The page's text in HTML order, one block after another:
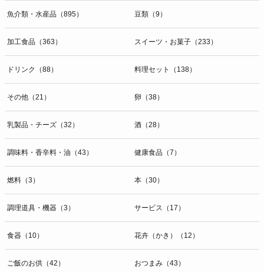
魚介類・水産品（895） 豆類（9）
加工食品（363） スイーツ・お菓子（233）
ドリンク（88） 料理セット（138）
その他（21） 卵（38）
乳製品・チーズ（32） 酒（28）
調味料・香辛料・油（43） 健康食品（7）
燃料（3） 本（30）
調理道具・機器（3） サービス（17）
食器（10） 花卉（かき）（12）
ご飯のお供（42） おつまみ（43）